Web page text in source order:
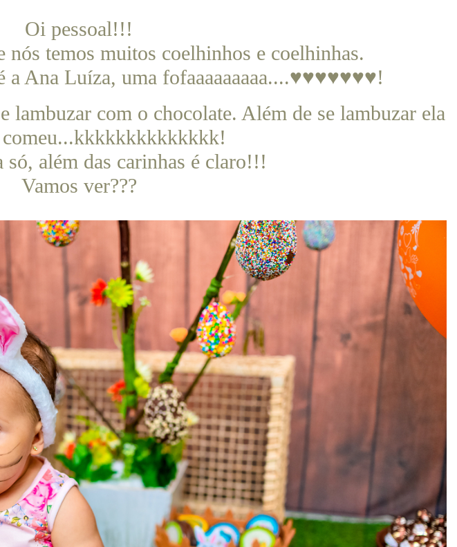
Oi pessoal!!!
nós temos muitos coelhinhos e coelhinhas.
a Ana Luíza, uma fofaaaaaaaaa....♥♥♥♥♥♥♥!
lambuzar com o chocolate. Além de se lambuzar ela
comeu...kkkkkkkkkkkkkk!
só, além das carinhas é claro!!!
Vamos ver???